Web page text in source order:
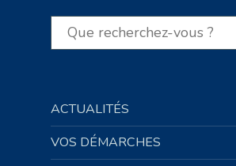
Rechercher
ACTUALITÉS
VOS DÉMARCHES